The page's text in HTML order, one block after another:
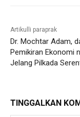
Artikulli paraprak
Dr. Mochtar Adam,
Pemikiran Ekonomi
Jelang Pilkada
TINGGALKAN